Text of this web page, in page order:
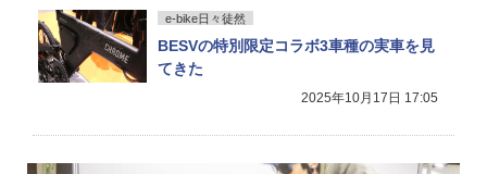
e-bike日々徒然
BESVの特別限定コラボ3車種の実車を見
てきた
2025年10月17日 17:05